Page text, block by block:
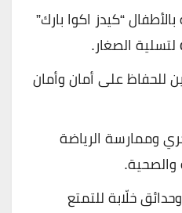
“كيدز اكوا بارك”
للحفاظ على أمان وأمان
وممارسة الرياضة
والصحية.
خلّابة للتمتع